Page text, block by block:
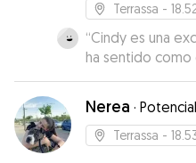
Terrassa -
“Cindy es una
ha sentido
Muchas gracias
repetiremos!
Nerea ·
Terrassa -